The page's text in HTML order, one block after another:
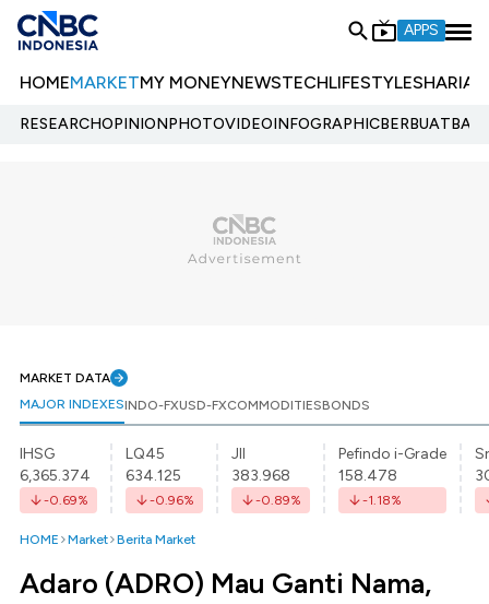
APPS
HOMEMARKETMY MONEYNEWSTECHLIFESTYLESHARIA
RESEARCHOPINIONPHOTOVIDEOINFOGRAPHIC
MARKET DATA
MAJOR INDEXESINDO-FXUSD-FXCOMMODITIESBONDS
IHSG
6,365.374
-0.69%
LQ45
634.125
-0.96%
JII
383.968
-0.89%
Pefindo i-Grade
158.478
-1.18%
HOME Market Berita Market
Adaro (ADRO) Mau Ganti Nama,